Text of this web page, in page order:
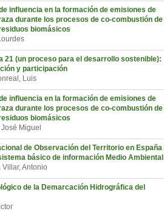
influencia en la formación de emisiones de
durante los procesos de co-combustión de
biomásicos
21 (un proceso para el desarrollo sostenible):
y participación
Luis
influencia en la formación de emisiones de
durante los procesos de co-combustión de
biomásicos
Miguel
de Observación del Territorio en España
básico de información Medio Ambiental
Antonio
de la Demarcación Hidrográfica del